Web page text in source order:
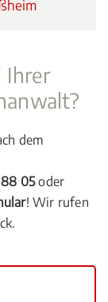
Ihrer
dem
88 05oder
! Wir rufen